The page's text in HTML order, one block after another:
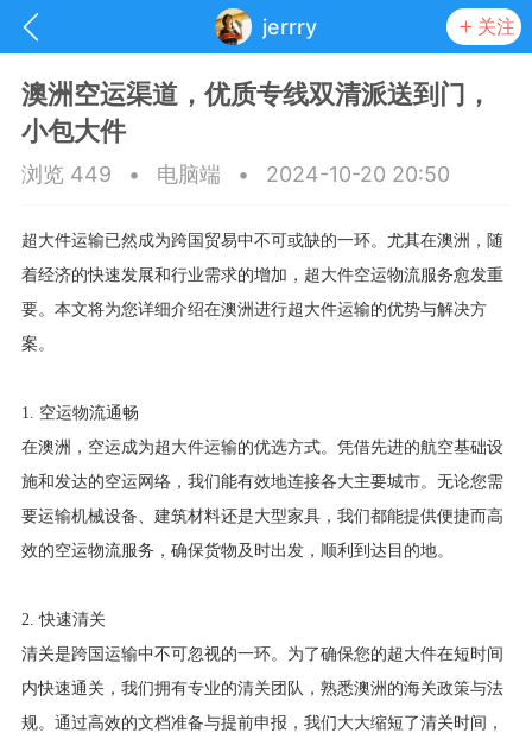
jerrry 关注
每日任务 签到有奖
华人资讯
阅读洛杉矶新闻
华人社区账号注册及使用规范》
澳洲空运渠道，优质专线双清派送到门，
小包大件
浏览 449 • 电脑端 • 2024-10-20 20:50
超大件运输已然成为跨国贸易中不可或缺的一环。尤其在澳洲，随
着经济的快速发展和行业需求的增加，超大件空运物流服务愈发重
要。本文将为您详细介绍在澳洲进行超大件运输的优势与解决方
案。
1. 空运物流通畅
在澳洲，空运成为超大件运输的优选方式。凭借先进的航空基础设
施和发达的空运网络，我们能有效地连接各大主要城市。无论您需
要运输机械设备、建筑材料还是大型家具，我们都能提供便捷而高
效的空运物流服务，确保货物及时出发，顺利到达目的地。
2. 快速清关
清关是跨国运输中不可忽视的一环。为了确保您的超大件在短时间
内快速通关，我们拥有专业的清关团队，熟悉澳洲的海关政策与法
规。通过高效的文档准备与提前申报，我们大大缩短了清关时间，